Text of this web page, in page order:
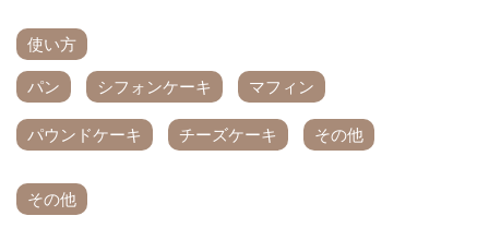
使い方
パン シフォンケーキ マフィン
パウンドケーキ チーズケーキ その他
その他